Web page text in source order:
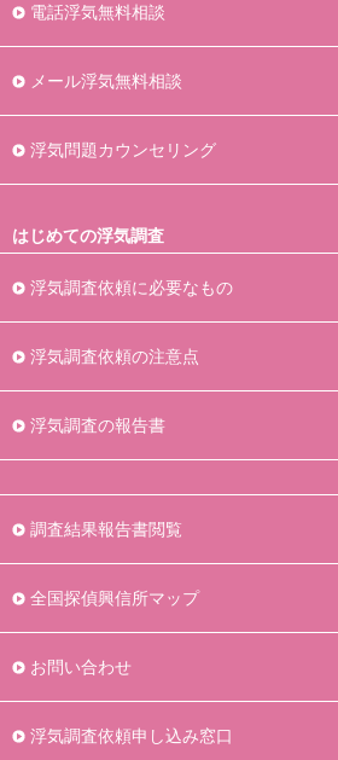
電話浮気無料相談
メール浮気無料相談
浮気問題カウンセリング
はじめての浮気調査
浮気調査依頼に必要なもの
浮気調査依頼の注意点
浮気調査の報告書
調査結果報告書閲覧
全国探偵興信所マップ
お問い合わせ
浮気調査依頼申し込み窓口